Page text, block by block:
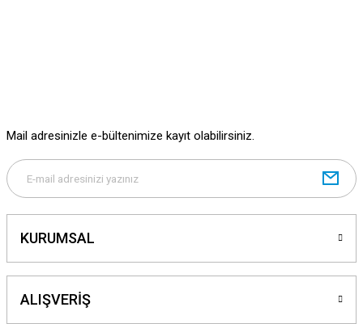
Mail adresinizle e-bültenimize kayıt olabilirsiniz.
KURUMSAL
ALIŞVERİŞ